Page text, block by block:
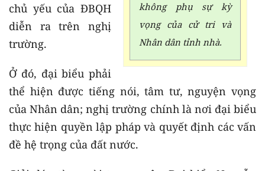
không phụ sự kỳ
vọng của cử tri và
Nhân dân tỉnh nhà.
chủ yếu của ĐBQH
diễn ra trên nghị
trường.
Ở đó, đại biểu phải
thể hiện được tiếng nói, tâm tư, nguyện vọng
của Nhân dân; nghị trường chính là nơi đại biểu
thực hiện quyền lập pháp và quyết định các vấn
đề hệ trọng của đất nước.